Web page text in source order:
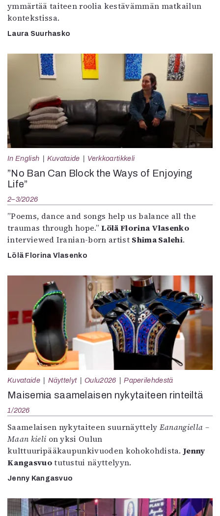
ymmärtää taiteen roolia kestävämmän matkailun
kontekstissa.
Laura Suurhasko
In English Kuvataide Verkkoartikkeli
”No Ban Can Block the Ways of Enjoying
Life”
2–3/2026
”Poems, dance and songs help us balance all the
traumas through hope.”Lölä Florina Vlasenko
interviewed Iranian-born artist Shima Salehi.
Lölä Florina Vlasenko
Kuvataide Näyttelyt Oulu2026 Paperilehdestä
Maisemia saamelaisen nykytaiteen rinteiltä
1/2026
Saamelaisen nykytaiteen suurnäyttely Eanangiella –
Maan kieli on yksi Oulun
kulttuuripääkaupunkivuoden kohokohdista.Jenny
Kangasvuotutustui näyttelyyn.
Jenny Kangasvuo